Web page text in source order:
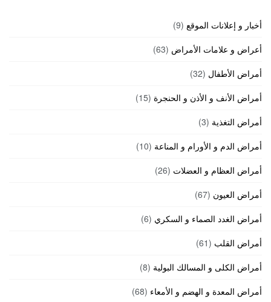
أخبار و إعلانات الموقع (9)
أعراض و علامات الأمراض (63)
أمراض الأطفال (32)
أمراض الأنف و الأذن و الحنجرة (15)
أمراض التغذية (3)
أمراض الدم و الأورام و المناعة (10)
أمراض العظام و العضلات (26)
أمراض العيون (67)
أمراض الغدد الصماء و السكري (6)
أمراض القلب (61)
أمراض الكلى و المسالك البولية (8)
أمراض المعدة و الهضم و الأمعاء (68)